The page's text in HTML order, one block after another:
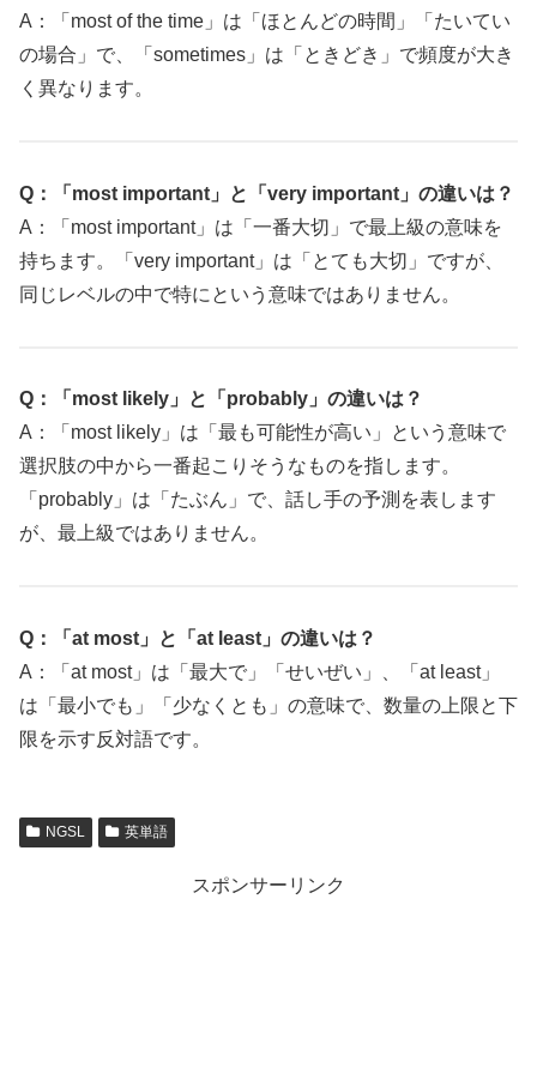
A：「most of the time」は「ほとんどの時間」「たいてい
の場合」で、「sometimes」は「ときどき」で頻度が大き
く異なります。
Q：「most important」と「very important」の違いは？
A：「most important」は「一番大切」で最上級の意味を
持ちます。「very important」は「とても大切」ですが、
同じレベルの中で特にという意味ではありません。
Q：「most likely」と「probably」の違いは？
A：「most likely」は「最も可能性が高い」という意味で
選択肢の中から一番起こりそうなものを指します。
「probably」は「たぶん」で、話し手の予測を表します
が、最上級ではありません。
Q：「at most」と「at least」の違いは？
A：「at most」は「最大で」「せいぜい」、「at least」
は「最小でも」「少なくとも」の意味で、数量の上限と下
限を示す反対語です。
NGSL 英単語
スポンサーリンク